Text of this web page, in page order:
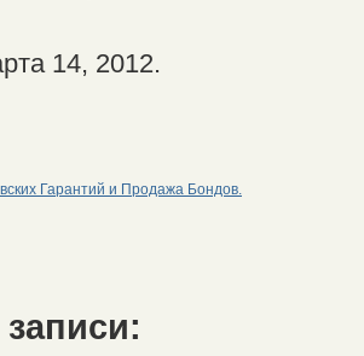
14, 2012.
Гарантий и Продажа Бондов.